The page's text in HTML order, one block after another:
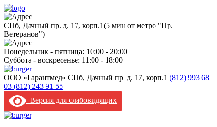
CПб, Дачный пр. д. 17, корп.1(5 мин от метро "Пр.
Ветеранов")
Понедельник - пятница: 10:00 - 20:00
Суббота - воскресенье: 11:00 - 18:00
ООО «Гарантмед» CПб, Дачный пр. д. 17, корп.1 (812) 993 68
03 (812) 243 91 55
Версия для слабовидящих